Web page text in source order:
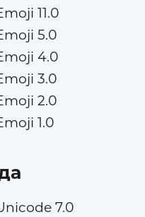
11.0
5.0
4.0
3.0
2.0
1.0
7.0